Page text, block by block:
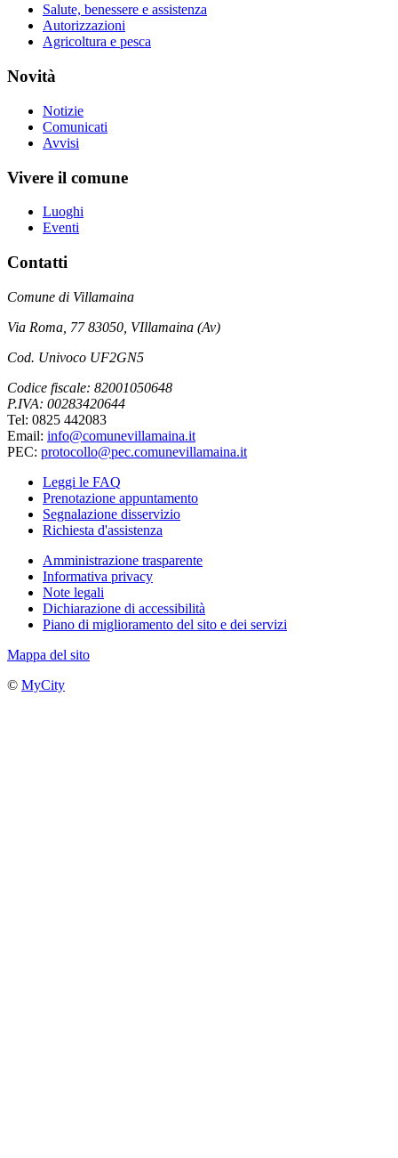
Salute, benessere e assistenza
Autorizzazioni
Agricoltura e pesca
Novità
Notizie
Comunicati
Avvisi
Vivere il comune
Luoghi
Eventi
Contatti
Comune di Villamaina
Via Roma, 77 83050, VIllamaina (Av)
Cod. Univoco UF2GN5
Codice fiscale: 82001050648
P.IVA: 00283420644
Tel: 0825 442083
Email: info@comunevillamaina.it
PEC: protocollo@pec.comunevillamaina.it
Leggi le FAQ
Prenotazione appuntamento
Segnalazione disservizio
Richiesta d'assistenza
Amministrazione trasparente
Informativa privacy
Note legali
Dichiarazione di accessibilità
Piano di miglioramento del sito e dei servizi
Mappa del sito
© MyCity